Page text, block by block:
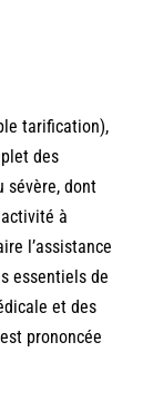
tarification),
des
sévère, dont
à
l’assistance
essentiels de
et des
est prononcée